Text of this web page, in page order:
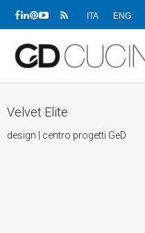
ITA ENG
PRODOTTI
Velvet Elite
design | centro progetti GeD